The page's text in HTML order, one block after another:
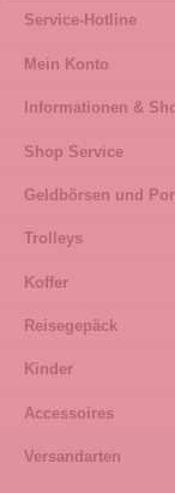
Service-Hotline
Mein Konto
Informationen &
Shop Service
Geldbörsen und
Trolleys
Koffer
Reisegepäck
Kinder
Accessoires
Versandarten